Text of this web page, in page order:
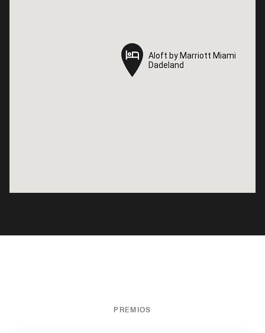
Aloft by Marriott Miami
Dadeland
Aloft by Marriott Miami
Dadeland
PREMIOS